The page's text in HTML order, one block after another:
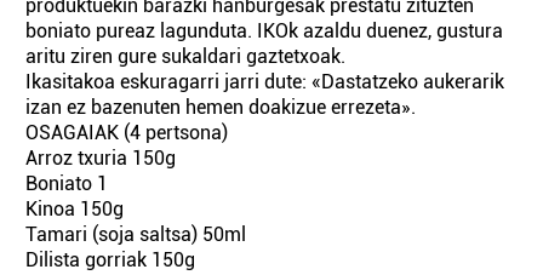
produktuekin barazki hanburgesak prestatu zituzten
boniato pureaz lagunduta. IKOk azaldu duenez, gustura
aritu ziren gure sukaldari gaztetxoak.
Ikasitakoa eskuragarri jarri dute: «Dastatzeko aukerarik
izan ez bazenuten hemen doakizue errezeta».
OSAGAIAK (4 pertsona)
Arroz txuria 150g
Boniato 1
Kinoa 150g
Tamari (soja saltsa) 50ml
Dilista gorriak 150g